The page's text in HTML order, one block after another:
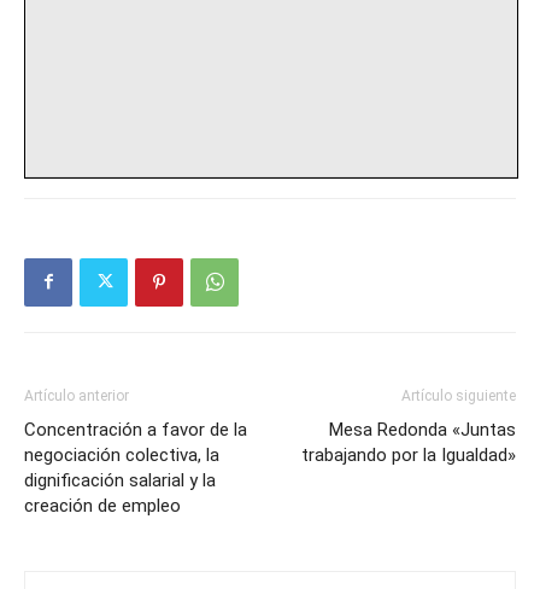
Artículo anterior
Concentración a favor de la
negociación colectiva, la
dignificación salarial y la
creación de empleo
Artículo siguiente
Mesa Redonda «Juntas
trabajando por la Igualdad»